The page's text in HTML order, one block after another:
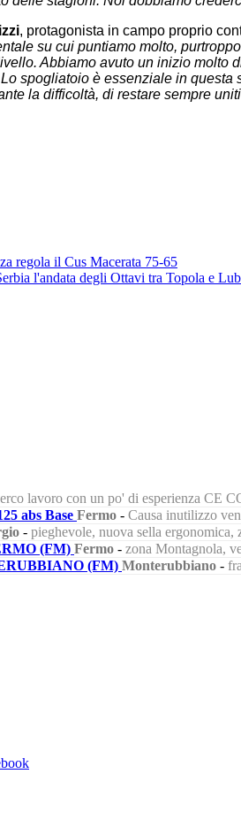
, protagonista in campo proprio
su cui puntiamo molto,
Abbiamo avuto un inizio molto
spogliatoio è essenziale in
la difficoltà, di restare sempre
regola il Cus Macerata 75-65
l'andata degli Ottavi tra Topola e
lavoro con un po' di esperienza CE
abs Base Fermo - Causa inutilizzo
- pieghevole, nuova sella ergonomica,
(FM) Fermo - zona Montagnola,
(FM) Monterubbiano -